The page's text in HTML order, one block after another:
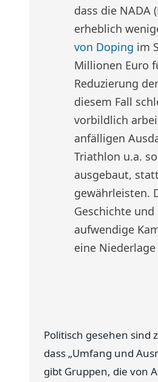
dass die NADA
erheblich
von Doping im
Millionen Euro
Reduzierung
diesem Fall
vorbildlich
anfälligen
Triathlon u.a.
ausgebaut,
gewährleisten.
Geschichte
aufwendige
eine
Politisch gesehen sind
dass „Umfang und
gibt Gruppen, die von